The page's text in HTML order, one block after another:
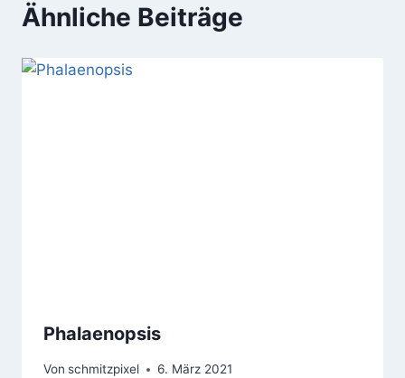
Ähnliche Beiträge
Phalaenopsis
Von schmitzpixel 6. März 2021